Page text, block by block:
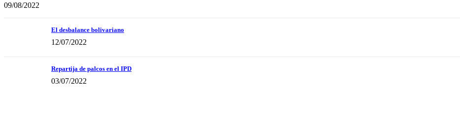
09/08/2022
El desbalance bolivariano
12/07/2022
Repartija de palcos en el IPD
03/07/2022